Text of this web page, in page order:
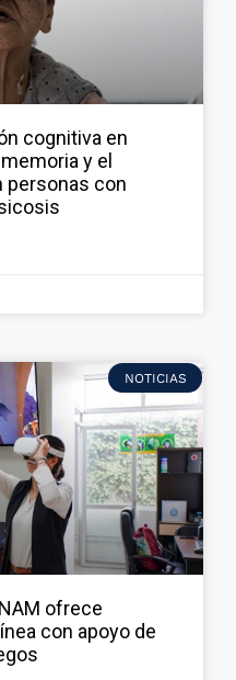
cognitiva en
y el
personas con
NOTICIAS
ofrece
con apoyo de